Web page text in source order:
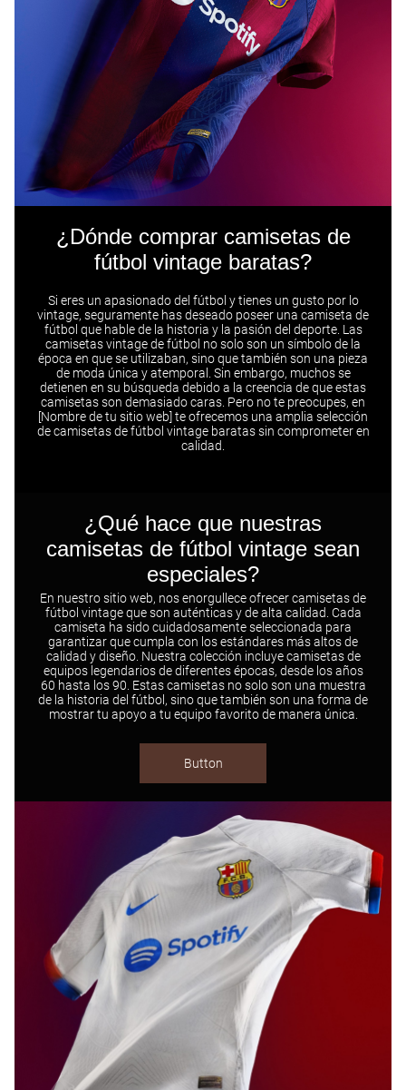
¿Dónde comprar camisetas de
fútbol vintage baratas?​
Si eres un apasionado del fútbol y tienes un gusto por lo
vintage, seguramente has deseado poseer una camiseta de
fútbol que hable de la historia y la pasión del deporte. Las
camisetas vintage de fútbol no solo son un símbolo de la
época en que se utilizaban, sino que también son una pieza
de moda única y atemporal. Sin embargo, muchos se
detienen en su búsqueda debido a la creencia de que estas
camisetas son demasiado caras. Pero no te preocupes, en
[Nombre de tu sitio web] te ofrecemos una amplia selección
de camisetas de fútbol vintage baratas sin comprometer en
calidad.
¿Qué hace que nuestras
camisetas de fútbol vintage sean
especiales?
En nuestro sitio web, nos enorgullece ofrecer camisetas de
fútbol vintage que son auténticas y de alta calidad. Cada
camiseta ha sido cuidadosamente seleccionada para
garantizar que cumpla con los estándares más altos de
calidad y diseño. Nuestra colección incluye camisetas de
equipos legendarios de diferentes épocas, desde los años
60 hasta los 90. Estas camisetas no solo son una muestra
de la historia del fútbol, sino que también son una forma de
mostrar tu apoyo a tu equipo favorito de manera única.
Button